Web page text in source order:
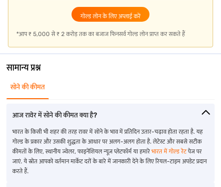
झुन्झुनु में गोल्ड दर भंडारा में गोल्ड दर
अंजार में गोल्ड दर बालाघाट में गोल्ड दर भवानीपटना में गोल्ड की दर
गोंडल में गोल्ड दर
प्रमुख भारतीय शहरों के लिए लेटेस्ट 916 गोल्ड प्राइस अपडेट
भिवंडी में 916 गोल्ड दर कराईकुडी में 916 गोल्ड दर नामक्कल में 916 गोल्ड दर
गोल्ड लोन के लिए अप्लाई करें
*आप ₹ 5,000 से ₹ 2 करोड़ तक का बजाज फिनसर्व गोल्ड लोन प्राप्त कर सकते हैं
सामान्य प्रश्न
सोने की कीमत
आज रावेर में सोने की कीमत क्या है?
भारत के किसी भी शहर की तरह रावर में सोने के भाव में प्रतिदिन उतार-चढ़ाव होता रहता है. यह
गोल्ड के प्रकार और उसकी शुद्धता के आधार पर अलग-अलग होता है. लेटेस्ट और सबसे सटीक
कीमतों के लिए, स्थानीय ज्वेलर, फाइनेंशियल न्यूज़ प्लेटफॉर्म या हमारे भारत में गोल्ड रेटपेज पर
जाएं. ये स्रोत आपको वर्तमान मार्केट दरों के बारे में जानकारी देने के लिए रियल-टाइम अपडेट प्रदान
करते हैं.